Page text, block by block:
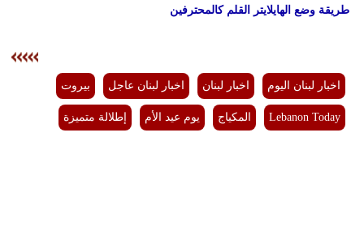
طريقة وضع الهايلايتر القلم كالمحترفين
اخبار لبنان اليوم اخبار لبنان اخبار لبنان عاجل بيروت
Lebanon Today المكياج يوم عيد الأم إطلالة متميزة